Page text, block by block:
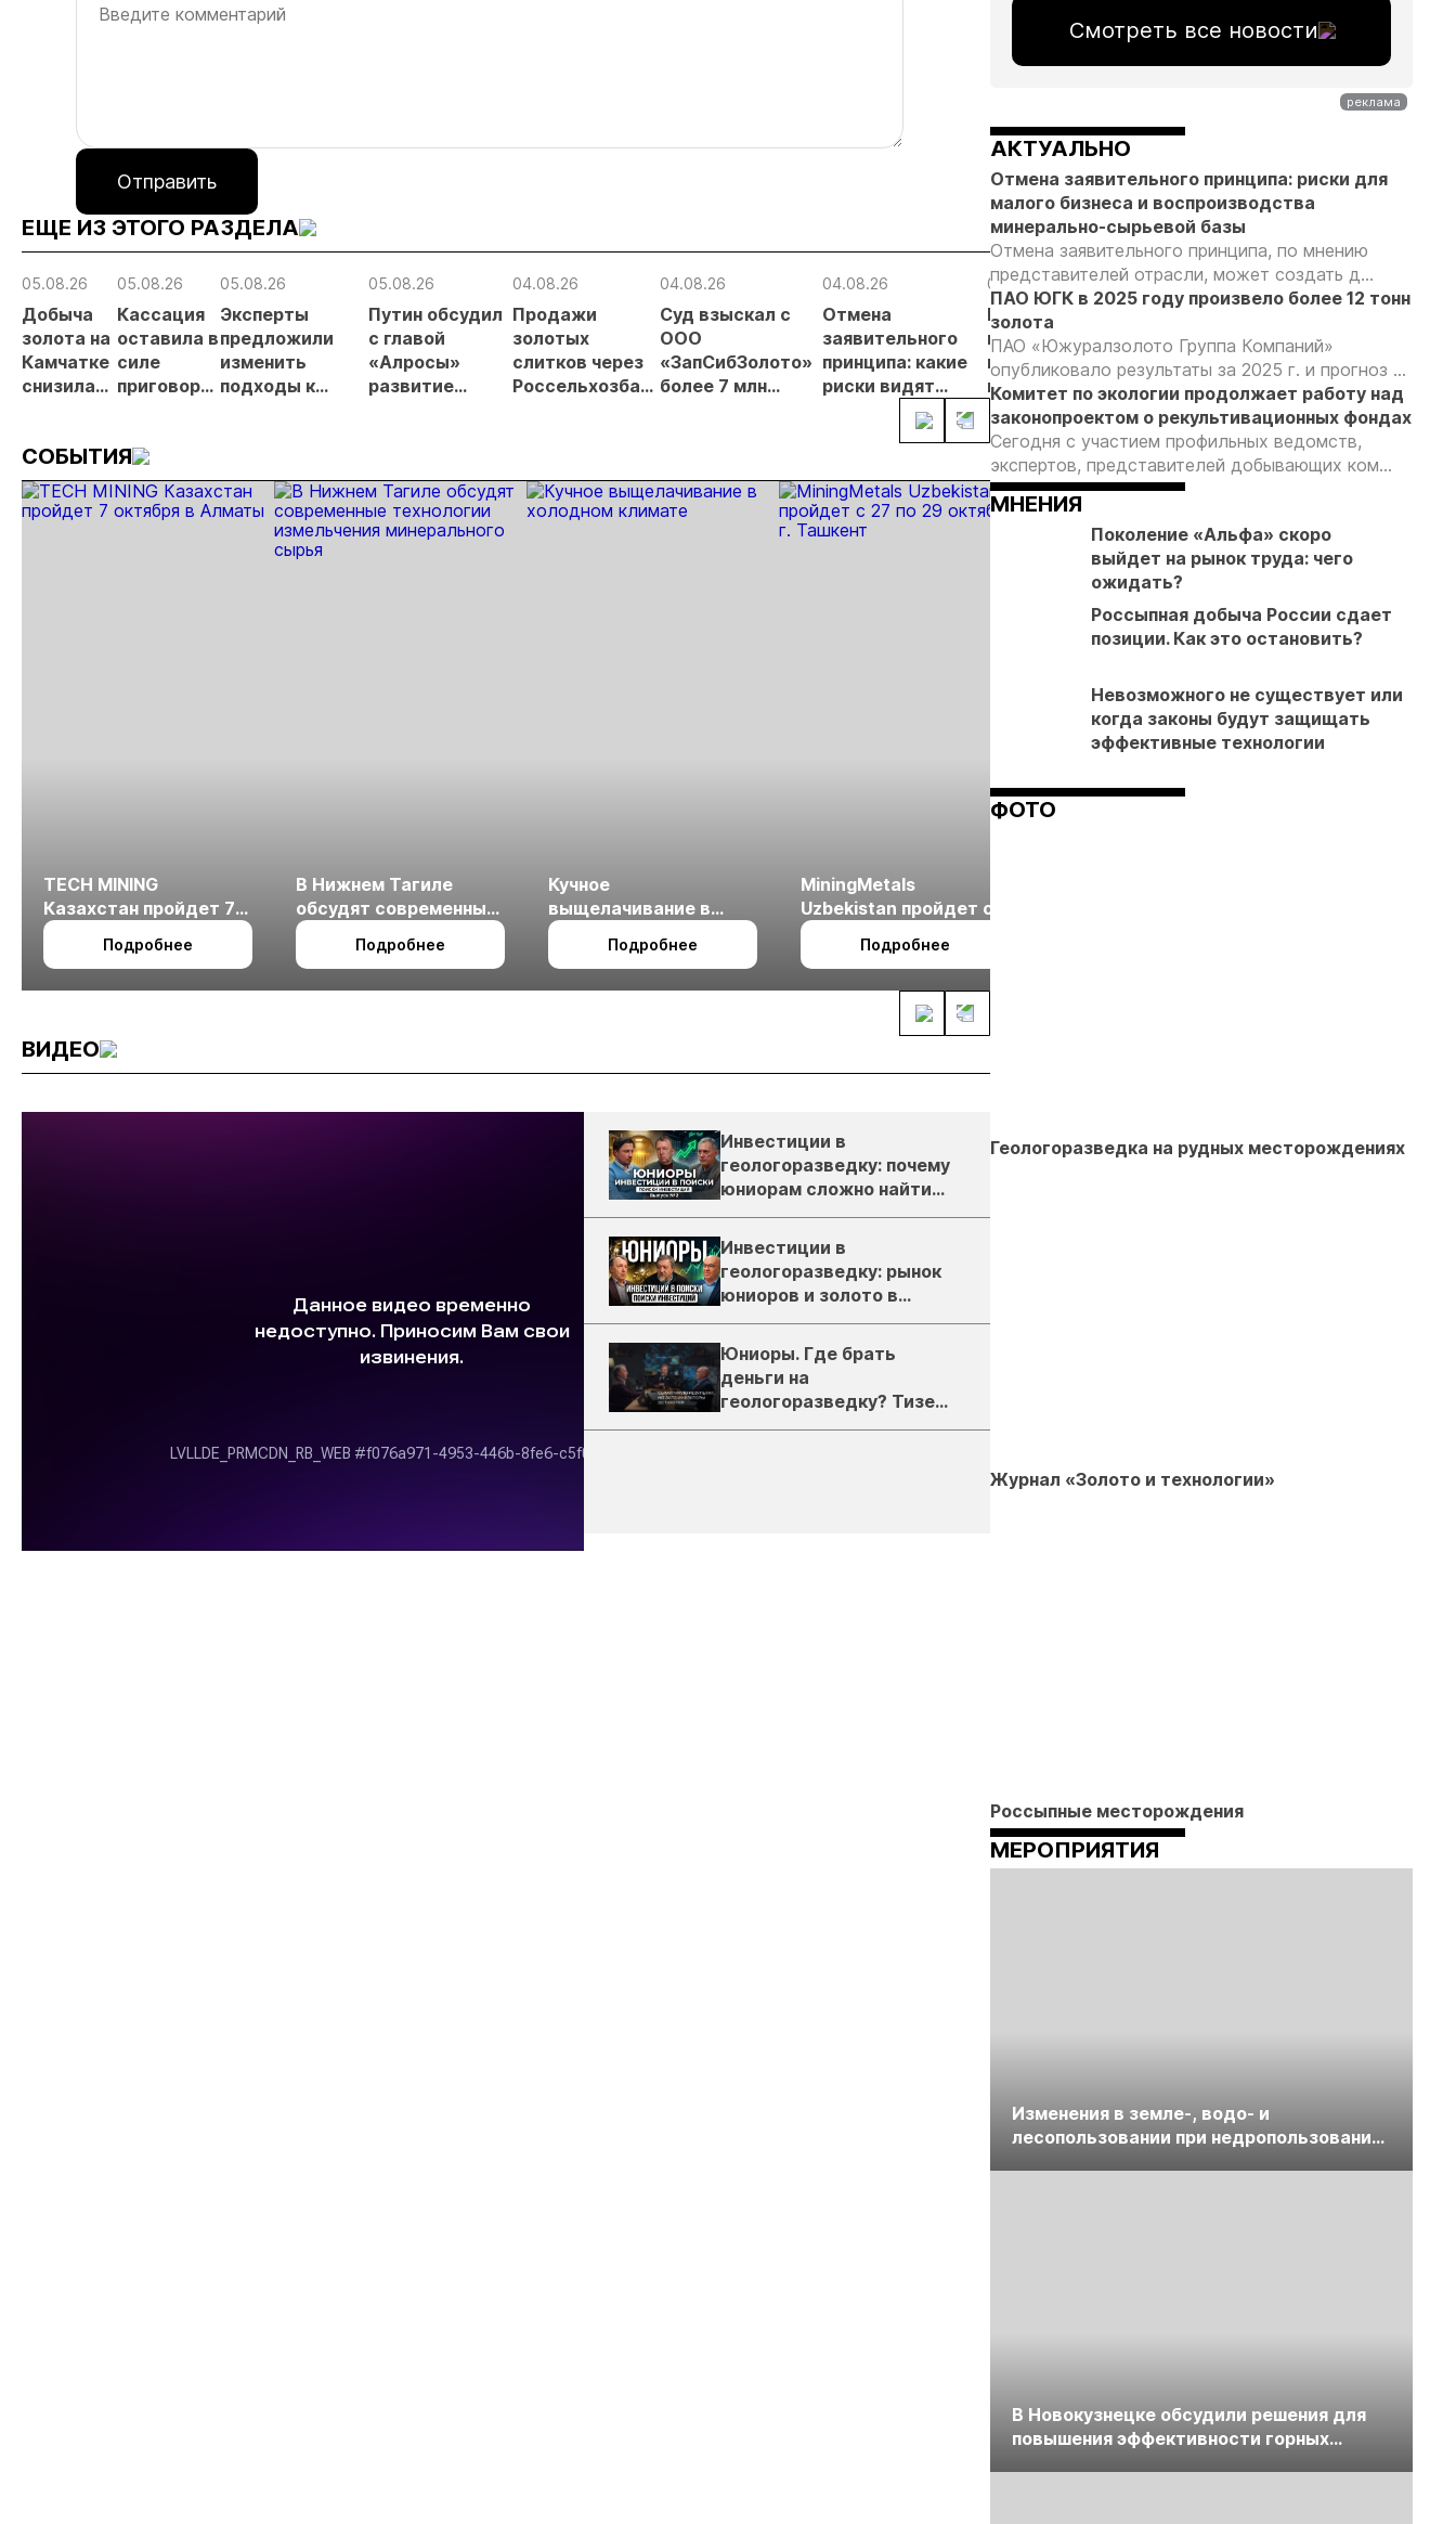
Отправить
ЕЩЕ ИЗ ЭТОГО РАЗДЕЛА
05.08.26
Добыча
золота на
Камчатке
снизилась
полугодии
05.08.26
Кассация
оставила в
силе
приговор
добыче 43
кг золота и
серебра на
05.08.26
Эксперты
предложили
изменить
подходы к
на фоне
реформы
лицензирования
05.08.26
Путин обсудил
с главой
«Алросы»
развитие
проектов в
Якутии
04.08.26
Продажи
золотых
слитков через
Россельхозбанк
04.08.26
Суд взыскал с
ООО
«ЗапСибЗолото»
более 7 млн
требований при
добыче золота
04.08.26
Отмена
заявительного
принципа: какие
риски видят
золотодобытчики
04.08.26
Кучное
выщелачивание
в холодном
климате: итоги
конференции в
Хабаровске
03.08.26
Суды
взыскали с
ООО
«Чайдах»
8,78 млн
рублей за
незаконную
добычу
Якутии
03.08.26
«Полюса»
выросли
более чем
на 2% на
фоне
общего
подъема
рынка
03.08.26
мобильной
фабрики
СОБЫТИЯ
TECH MINING
Казахстан пройдет 7
октября в Алматы
Подробнее
В Нижнем Тагиле
обсудят современные
технологии
измельчения
Подробнее
Кучное
выщелачивание в
холодном климате
Подробнее
MiningMetals
Uzbekistan пройдет с
27 по 29 октября в г.
Ташкент
Подробнее
ВИДЕО
Инвестиции в
геологоразведку: почему
юниорам сложно найти
деньги
Инвестиции в
геологоразведку: рынок
юниоров и золото в
России
Юниоры. Где брать
деньги на
геологоразведку? Тизер
подкаста ЗиТ №1
Смотреть все новости
АКТУАЛЬНО
Отмена заявительного принципа: риски для
малого бизнеса и воспроизводства
минерально-сырьевой базы
Отмена заявительного принципа, по мнению
представителей отрасли, может создать д...
ПАО ЮГК в 2025 году произвело более 12 тонн
золота
ПАО «Южуралзолото Группа Компаний»
опубликовало результаты за 2025 г. и прогноз ...
Комитет по экологии продолжает работу над
законопроектом о рекультивационных фондах
Сегодня с участием профильных ведомств,
экспертов, представителей добывающих ком...
МНЕНИЯ
Поколение «Альфа» скоро
выйдет на рынок труда: чего
ожидать?
Россыпная добыча России сдает
позиции. Как это остановить?
Невозможного не существует или
когда законы будут защищать
эффективные технологии
ФОТО
Геологоразведка на рудных месторождениях
Журнал «Золото и технологии»
Россыпные месторождения
МЕРОПРИЯТИЯ
Изменения в земле-, водо- и
лесопользовании при недропользовании
В Новокузнецке обсудили решения для
повышения эффективности горных